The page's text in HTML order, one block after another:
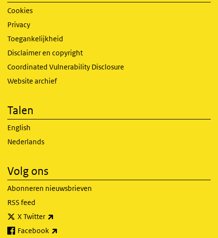
Cookies
Privacy
Toegankelijkheid
Disclaimer en copyright
Coordinated Vulnerability Disclosure
Website archief
Talen
English
Nederlands
Volg ons
Abonneren nieuwsbrieven
RSS feed
X Twitter
Facebook